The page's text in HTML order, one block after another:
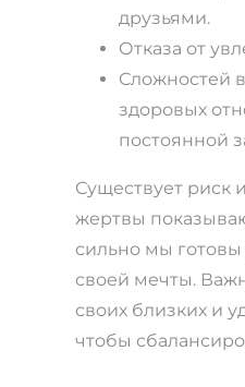
друзьями.
Отказа от
Сложностей
здоровых
постоянной
Существует риск
жертвы
сильно мы готовы
своей мечты.
своих близких и
чтобы